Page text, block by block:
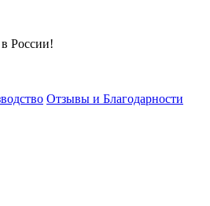
России!
Отзывы и Благодарности